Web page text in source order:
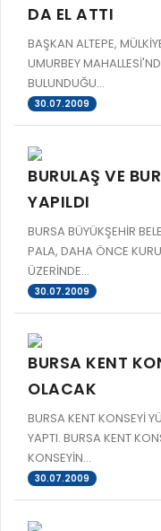
DA EL ATTI
BAŞKAN ALTEPE,
UMURBEY
BULUNDUĞU...
30.07.2009
BURULAŞ VE
YAPILDI
BURSA BÜYÜKŞEHİR
PALA, DAHA ÖNCE
ÜZERİNDE...
30.07.2009
BURSA KENT
OLACAK
BURSA KENT KONSEYİ
YAPTI. BURSA KENT
KONSEYİN...
30.07.2009